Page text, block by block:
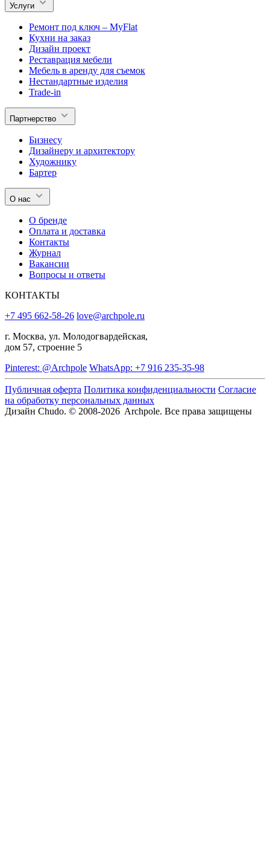
Услуги
Ремонт под ключ – MyFlat
Кухни на заказ
Дизайн проект
Реставрация мебели
Мебель в аренду для съемок
Нестандартные изделия
Trade-in
Партнерство
Бизнесу
Дизайнеру и архитектору
Художнику
Бартер
О нас
О бренде
Оплата и доставка
Контакты
Журнал
Вакансии
Вопросы и ответы
КОНТАКТЫ
+7 495 662-58-26 love@archpole.ru
г. Москва, ул. Молодогвардейская,
дом 57, строение 5
Pinterest: @Archpole WhatsApp: +7 916 235-35-98
Публичная оферта Политика конфиденциальности Согласие
на обработку персональных данных
Дизайн Chudo. © 2008-2026 Archpole. Все права защищены